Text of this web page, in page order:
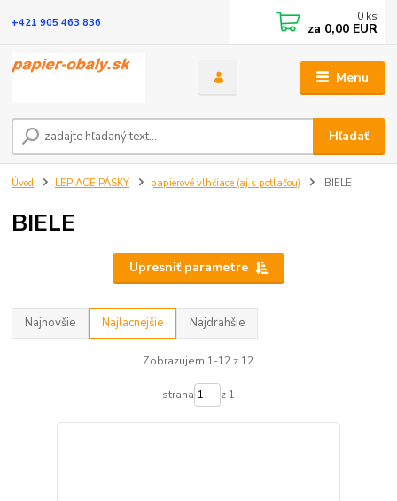
Menu
Hľadať
+421 905 463 836 0 ks
za 0,00 EUR
Úvod LEPIACE PÁSKY papierové vlhčiace (aj s potlačou) BIELE
BIELE
Upresniť parametre
Najnovšie Najlacnejšie Najdrahšie
Zobrazujem 1-12 z 12
strana z 1